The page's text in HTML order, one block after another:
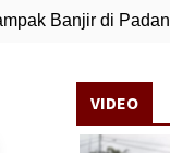
Banjir di Padang
VIDEO